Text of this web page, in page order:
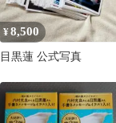
¥8,500
目黒蓮 公式写真